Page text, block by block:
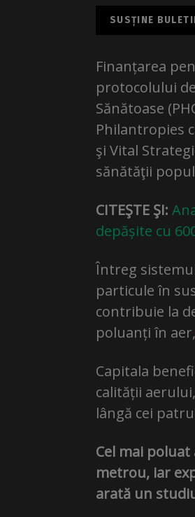
SUSȚINE
Finanțarea
protocolului
Sănătoase
Philantropies
şi Vital
sănătăţii
CITEŞTE ŞI:
depășite cu
Întreg
particule în
contribuie la
poluanți în aer,
Capitala
calității
lângă cei
Cel mai
metrou, iar
arată un